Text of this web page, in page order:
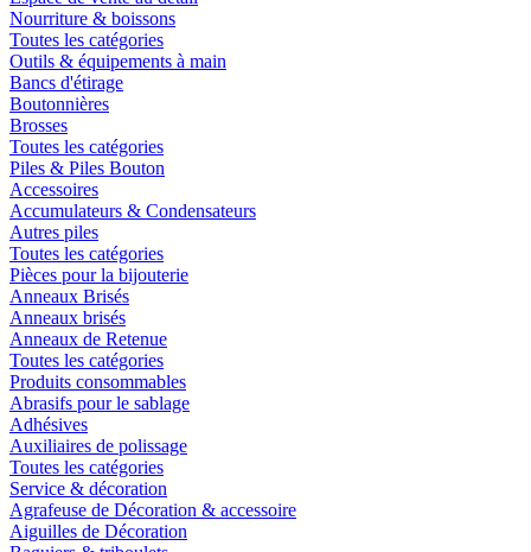
Nourriture & boissons
Toutes les catégories
Outils & équipements à main
Bancs d'étirage
Boutonnières
Brosses
Toutes les catégories
Piles & Piles Bouton
Accessoires
Accumulateurs & Condensateurs
Autres piles
Toutes les catégories
Pièces pour la bijouterie
Anneaux Brisés
Anneaux brisés
Anneaux de Retenue
Toutes les catégories
Produits consommables
Abrasifs pour le sablage
Adhésives
Auxiliaires de polissage
Toutes les catégories
Service & décoration
Agrafeuse de Décoration & accessoire
Aiguilles de Décoration